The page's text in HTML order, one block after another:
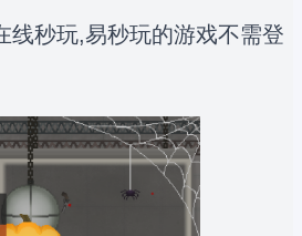
线秒玩,易秒玩的游戏不需登